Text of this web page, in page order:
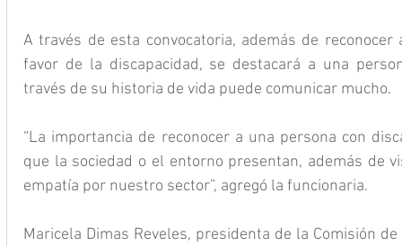
A través de esta convocatoria, además de
favor de la discapacidad, se destacará a una
través de su historia de vida puede comunicar mucho.
“La importancia de reconocer a una persona con
que la sociedad o el entorno presentan, además de
empatía por nuestro sector”, agregó la funcionaria.
Maricela Dimas Reveles, presidenta de la Comisión